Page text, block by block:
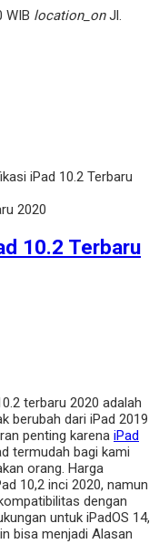
WIB location_onJl.
iPad 10.2 Terbaru
10.2 Terbaru
terbaru 2020 adalah
berubah dari iPad 2019
penting karena iPad
termudah bagi kami
orang. Harga
10,2 inci 2020, namun
dengan
untuk iPadOS 14,
bisa menjadi Alasan